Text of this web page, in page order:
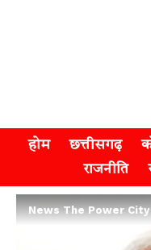
होम छत्तीसगढ़
राजनीति
News The Power City